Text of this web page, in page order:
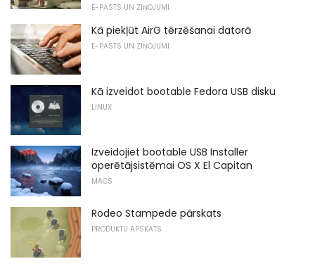
E-PASTS UN ZIŅOJUMI
Kā piekļūt AirG tērzēšanai datorā
E-PASTS UN ZIŅOJUMI
Kā izveidot bootable Fedora USB disku
LINUX
Izveidojiet bootable USB Installer
operētājsistēmai OS X El Capitan
MACS
Rodeo Stampede pārskats
PRODUKTU APSKATS